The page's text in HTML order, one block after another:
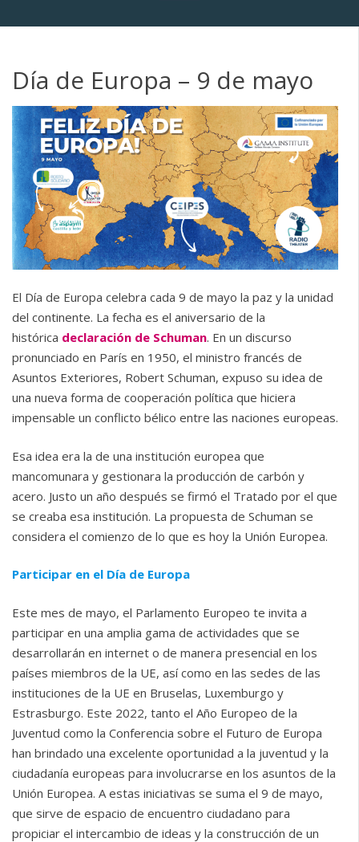
Día de Europa – 9 de mayo
El Día de Europa celebra cada 9 de mayo la paz y la unidad
del continente. La fecha es el aniversario de la
histórica declaración de Schuman. En un discurso
pronunciado en París en 1950, el ministro francés de
Asuntos Exteriores, Robert Schuman, expuso su idea de
una nueva forma de cooperación política que hiciera
impensable un conflicto bélico entre las naciones europeas.
Esa idea era la de una institución europea que
mancomunara y gestionara la producción de carbón y
acero. Justo un año después se firmó el Tratado por el que
se creaba esa institución. La propuesta de Schuman se
considera el comienzo de lo que es hoy la Unión Europea.
Participar en el Día de Europa
Este mes de mayo, el Parlamento Europeo te invita a
participar en una amplia gama de actividades que se
desarrollarán en internet o de manera presencial en los
países miembros de la UE, así como en las sedes de las
instituciones de la UE en Bruselas, Luxemburgo y
Estrasburgo. Este 2022, tanto el Año Europeo de la
Juventud como la Conferencia sobre el Futuro de Europa
han brindado una excelente oportunidad a la juventud y la
ciudadanía europeas para involucrarse en los asuntos de la
Unión Europea. A estas iniciativas se suma el 9 de mayo,
que sirve de espacio de encuentro ciudadano para
propiciar el intercambio de ideas y la construcción de un